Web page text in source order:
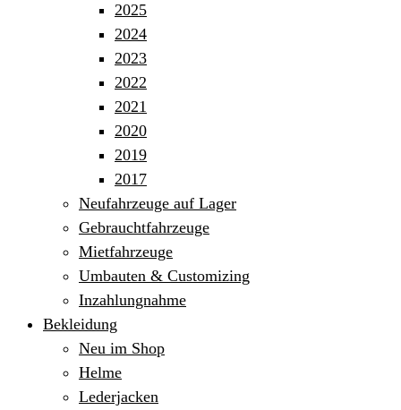
2025
2024
2023
2022
2021
2020
2019
2017
Neufahrzeuge auf Lager
Gebrauchtfahrzeuge
Mietfahrzeuge
Umbauten & Customizing
Inzahlungnahme
Bekleidung
Neu im Shop
Helme
Lederjacken